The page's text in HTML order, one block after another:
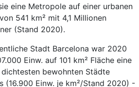
eine Metropole auf einer urbanen
541 km² mit 4,1 Millionen
(Stand 2020).
Stadt Barcelona war 2020
Einw. auf 101 km² Fläche eine
bewohnten Städte
(16.900 Einw. je km²/Stand 2020) -